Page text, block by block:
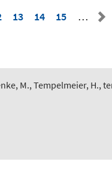
13 14 15
…
M., Tempelmeier, H.,